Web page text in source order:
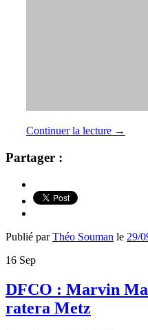
Continuer la lecture →
Partager :
Publié parThéo Souman le 29/
16 Sep
DFCO : Marvin
ratera Metz